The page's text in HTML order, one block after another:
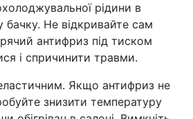
рідини в
Не відкривайте сам
антифриз під тиском
і спричинити травми.
Якщо антифриз не
знизити температуру